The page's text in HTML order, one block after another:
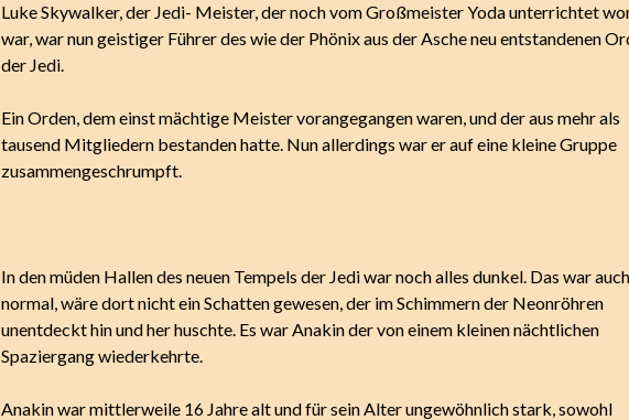
Luke Skywalker, der Jedi- Meister, der noch vom Großmeister Yoda unterrichtet
war, war nun geistiger Führer des wie der Phönix aus der Asche neu entstandenen
der Jedi.
Ein Orden, dem einst mächtige Meister vorangegangen waren, und der aus mehr als
tausend Mitgliedern bestanden hatte. Nun allerdings war er auf eine kleine Gruppe
zusammengeschrumpft.
In den müden Hallen des neuen Tempels der Jedi war noch alles dunkel. Das war auch
normal, wäre dort nicht ein Schatten gewesen, der im Schimmern der Neonröhren
unentdeckt hin und her huschte. Es war Anakin der von einem kleinen nächtlichen
Spaziergang wiederkehrte.
Anakin war mittlerweile 16 Jahre alt und für sein Alter ungewöhnlich stark, sowohl